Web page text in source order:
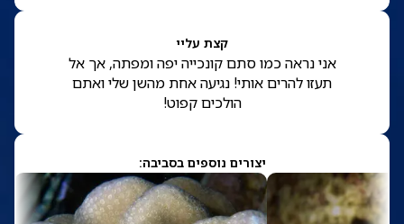
קצת עליי
אני נראה כמו סתם קונכייה יפה ומפתה, אך אל
תעזו להרים אותי! נגיעה אחת מהשן שלי ואתם
הולכים קפוט!
יצורים נוספים בסביבה: